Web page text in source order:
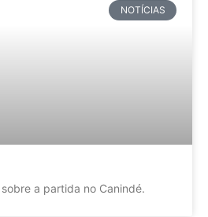
NOTÍCIAS
a partida no Canindé.